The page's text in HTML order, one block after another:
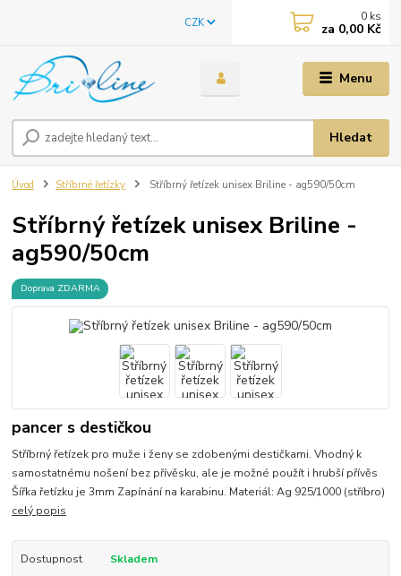
Menu
CZK
Hledat
0 ks
za 0,00 Kč
Úvod Stříbrné řetízky Stříbrný řetízek unisex Briline - ag590/50cm
Stříbrný řetízek unisex Briline -
ag590/50cm
Doprava ZDARMA
pancer s destičkou
Stříbrný řetízek pro muže i ženy se zdobenými destičkami. Vhodný k
samostatnému nošení bez přívěsku, ale je možné použít i hrubší přívěs
Šířka řetízku je 3mm Zapínání na karabinu. Materiál: Ag 925/1000 (stříbro)
celý popis
Dostupnost
Skladem